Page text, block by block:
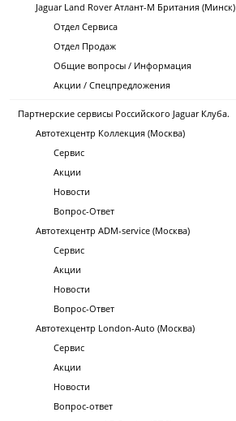
Jaguar Land Rover Атлант-М Британия (Минск)
Отдел Сервиса
Отдел Продаж
Общие вопросы / Информация
Акции / Спецпредложения
Партнерские сервисы Российского Jaguar Клуба.
Автотехцентр Коллекция (Москва)
Сервис
Акции
Новости
Вопрос-Ответ
Автотехцентр ADM-service (Москва)
Сервис
Акции
Новости
Вопрос-Ответ
Автотехцентр London-Auto (Москва)
Сервис
Акции
Новости
Вопрос-ответ